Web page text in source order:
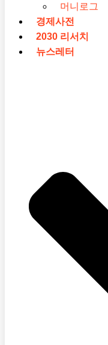
머니로그
경제사전
2030 리서치
뉴스레터